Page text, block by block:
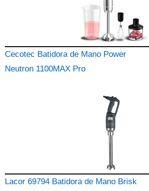
Cecotec Batidora de Mano Power
Neutron 1100MAX Pro
Lacor 69794 Batidora de Mano Brisk